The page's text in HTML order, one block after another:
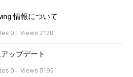
情報について
0 | Views 2128
ップデート
0 | Views 5195